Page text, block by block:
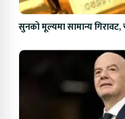
सुनको मूल्यमा सामान्य गिरावट,